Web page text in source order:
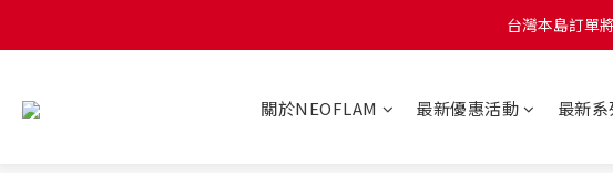
台灣本島訂單
台灣本島訂單
台灣本島訂單
關於NEOFLAM 最新優惠活動 最新系